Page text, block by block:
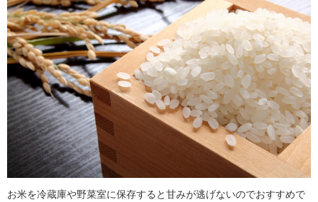
掃除
マナー
趣味
食材辞典
おすすめ
お米を冷蔵庫や野菜室に保存すると甘みが逃げないのでおすすめで